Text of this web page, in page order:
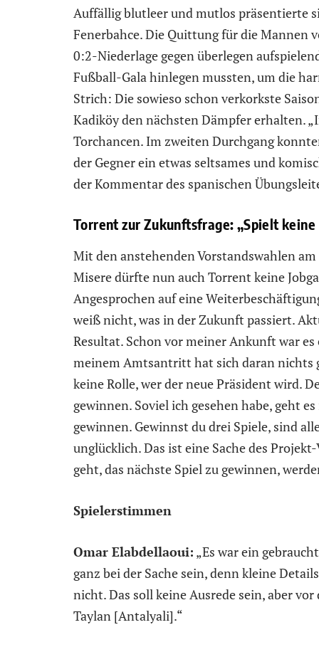
Auffällig blutleer und mutlos präsentierte
Fenerbahce. Die Quittung für die Mannen
0:2-Niederlage gegen überlegen
Fußball-Gala hinlegen mussten, um die
Strich: Die sowieso schon verkorkste
Kadiköy den nächsten Dämpfer erhalten.
Torchancen. Im zweiten Durchgang
der Gegner ein etwas seltsames und
der Kommentar des spanischen
Torrent zur Zukunftsfrage: „Spielt
Mit den anstehenden Vorstandswahlen
Misere dürfte nun auch Torrent keine
Angesprochen auf eine
weiß nicht, was in der Zukunft passiert.
Resultat. Schon vor meiner Ankunft war es
meinem Amtsantritt hat sich daran nichts
keine Rolle, wer der neue Präsident wird.
gewinnen. Soviel ich gesehen habe, geht
gewinnen. Gewinnst du drei Spiele, sind
unglücklich. Das ist eine Sache des
geht, das nächste Spiel zu gewinnen,
Spielerstimmen
Omar Elabdellaoui: „Es war ein
ganz bei der Sache sein, denn kleine
nicht. Das soll keine Ausrede sein, aber
Taylan [Antalyali].“